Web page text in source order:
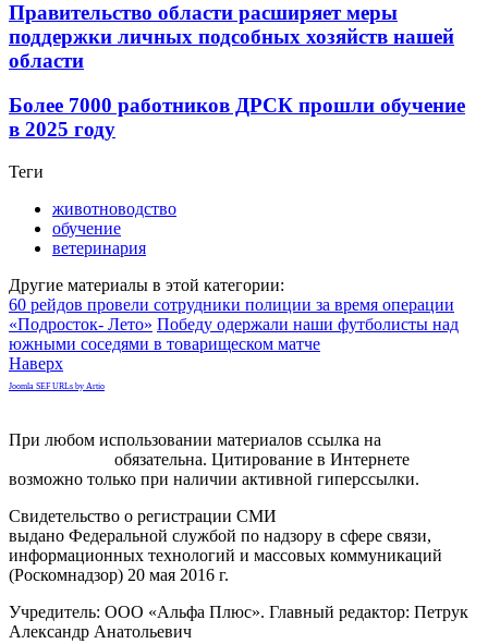
Правительство области расширяет меры
поддержки личных подсобных хозяйств нашей
области
Более 7000 работников ДРСК прошли обучение
в 2025 году
Теги
животноводство
обучение
ветеринария
Другие материалы в этой категории:
60 рейдов провели сотрудники полиции за время операции
«Подросток- Лето» Победу одержали наши футболисты над
южными соседями в товарищеском матче
Наверх
Joomla SEF URLs by Artio
При любом использовании материалов ссылка на
обязательна. Цитирование в Интернете
возможно только при наличии активной гиперссылки.
Свидетельство о регистрации СМИ
выдано Федеральной службой по надзору в сфере связи,
информационных технологий и массовых коммуникаций
(Роскомнадзор) 20 мая 2016 г.
Учредитель: ООО «Альфа Плюс». Главный редактор: Петрук
Александр Анатольевич